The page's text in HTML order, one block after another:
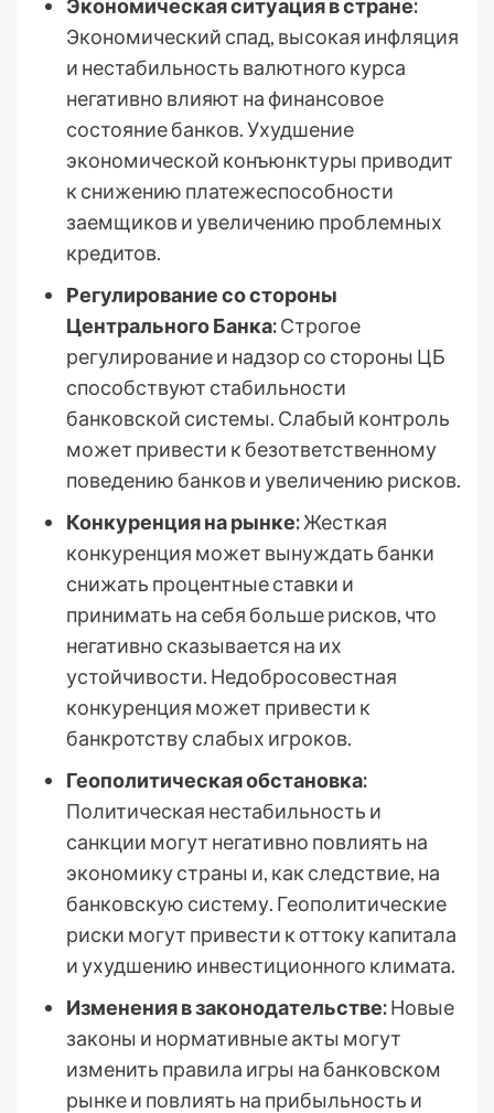
Экономическая ситуация в стране:
Экономический спад, высокая инфляция
и нестабильность валютного курса
негативно влияют на финансовое
состояние банков. Ухудшение
экономической конъюнктуры приводит
к снижению платежеспособности
заемщиков и увеличению проблемных
кредитов.
Регулирование со стороны
Центрального Банка:Строгое
регулирование и надзор со стороны ЦБ
способствуют стабильности
банковской системы. Слабый контроль
может привести к безответственному
поведению банков и увеличению рисков.
Конкуренция на рынке:Жесткая
конкуренция может вынуждать банки
снижать процентные ставки и
принимать на себя больше рисков, что
негативно сказывается на их
устойчивости. Недобросовестная
конкуренция может привести к
банкротству слабых игроков.
Геополитическая обстановка:
Политическая нестабильность и
санкции могут негативно повлиять на
экономику страны и, как следствие, на
банковскую систему. Геополитические
риски могут привести к оттоку капитала
и ухудшению инвестиционного климата.
Изменения в законодательстве:Новые
законы и нормативные акты могут
изменить правила игры на банковском
рынке и повлиять на прибыльность и